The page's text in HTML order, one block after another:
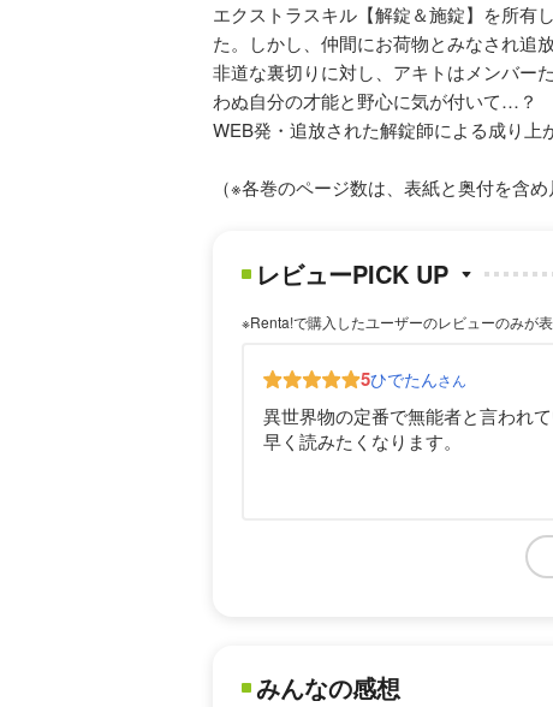
エクストラスキル【解錠＆施錠】を所有
た。しかし、仲間にお荷物とみなされ追
非道な裏切りに対し、アキトはメンバー
わぬ自分の才能と野心に気が付いて…？
WEB発・追放された解錠師による成り上
（※各巻のページ数は、表紙と奥付を含め
レビューPICK UP
※Renta!で購入したユーザーのレビューのみが
5ひでたんさん
異世界物の定番で無能者と言われ
早く読みたくなります。
みんなの感想